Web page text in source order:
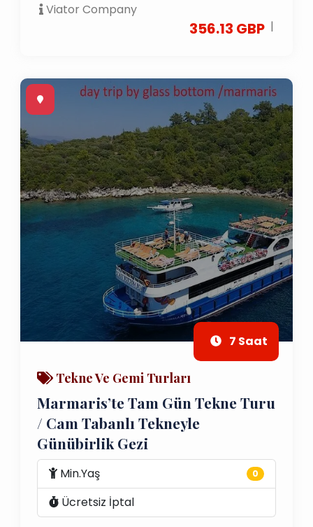
Viator Company
356.13 GBP |
7 Saat
Tekne Ve Gemi Turları
Marmaris’te Tam Gün Tekne Turu
/ Cam Tabanlı Tekneyle
Günübirlik Gezi
Min.Yaş 0
Ücretsiz İptal